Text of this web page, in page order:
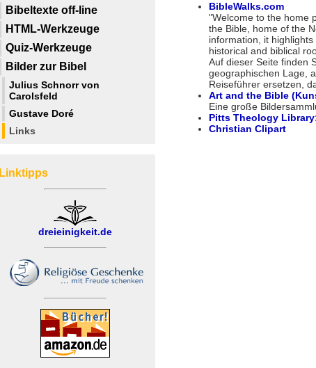
BibleWalks.com
"Welcome to the home
the Bible, home of the
information, it
historical and biblical
Auf dieser Seite finden
geographischen Lage,
Reiseführer ersetzen,
Art and the Bible
Eine große
Pitts Theology
Christian Clipart
Bibeltexte off-line
HTML-Werkzeuge
Quiz-Werkzeuge
Bilder zur Bibel
Julius Schnorr von
Carolsfeld
Gustave Doré
Links
Linktipps
dreieinigkeit.de